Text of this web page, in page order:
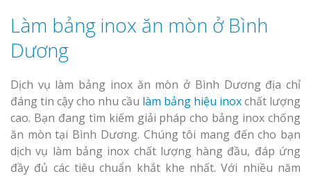
Làm bảng inox ăn mòn ở Bình
Dương
Dịch vụ làm bảng inox ăn mòn ở Bình Dương địa chỉ
đáng tin cậy cho nhu cầu làm bảng hiệu inoxchất lượng
cao. Bạn đang tìm kiếm giải pháp cho bảng inox chống
ăn mòn tại Bình Dương. Chúng tôi mang đến cho bạn
dịch vụ làm bảng inox chất lượng hàng đầu, đáp ứng
đầy đủ các tiêu chuẩn khắt khe nhất. Với nhiều năm
Làm bảng hiệu gỗ tại
Biên Hòa
Làm bảng hiệu gỗ tại
Nghệ An
Dương